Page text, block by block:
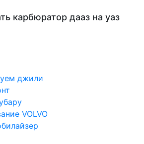
карбюратор дааз на уаз
джили
VOLVO